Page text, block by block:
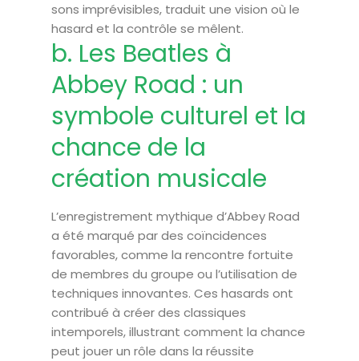
sons imprévisibles, traduit une vision où le
hasard et la contrôle se mêlent.
b. Les Beatles à
Abbey Road : un
symbole culturel et la
chance de la
création musicale
L’enregistrement mythique d’Abbey Road
a été marqué par des coïncidences
favorables, comme la rencontre fortuite
de membres du groupe ou l’utilisation de
techniques innovantes. Ces hasards ont
contribué à créer des classiques
intemporels, illustrant comment la chance
peut jouer un rôle dans la réussite